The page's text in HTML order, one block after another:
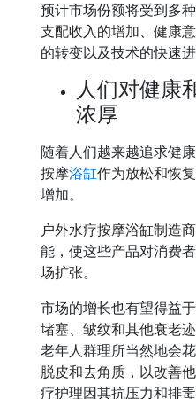
预计市场份额将受到多
支配收入的增加、健康
的转变以及技术的快速进
人们对健康
浓厚
随着人们越来越追求健
按摩浴缸作为放松和恢
增加。
户外水疗按摩浴缸制造
能，使这些产品对消费
场扩张。
市场的增长也有望得益
堵塞、皱纹和其他衰老
老年人群理所当然地会
脱皮和去角质，以改善
疗护理因其抗压力和排